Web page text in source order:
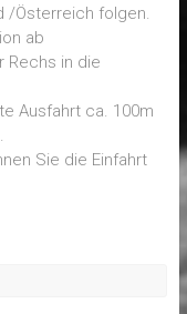
/Österreich folgen.
ab
Rechs in die
Ausfahrt ca. 100m
Sie die Einfahrt